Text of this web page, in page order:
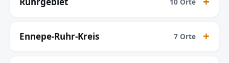
Ennepe-Ruhr-Kreis 7 Orte